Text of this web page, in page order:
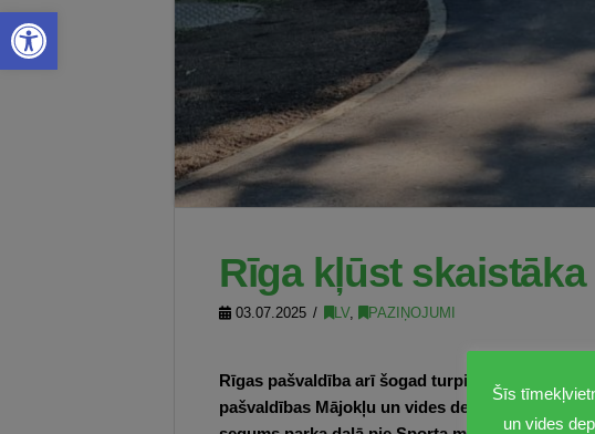
Open toolbar
Rīga kļūst
03.07.2025 LV, PAZIŅOJUMI
Rīgas pašvaldība arī šogad turpina labiekārtot
pašvaldības Mājokļu un vides departaments
Šīs
un vides